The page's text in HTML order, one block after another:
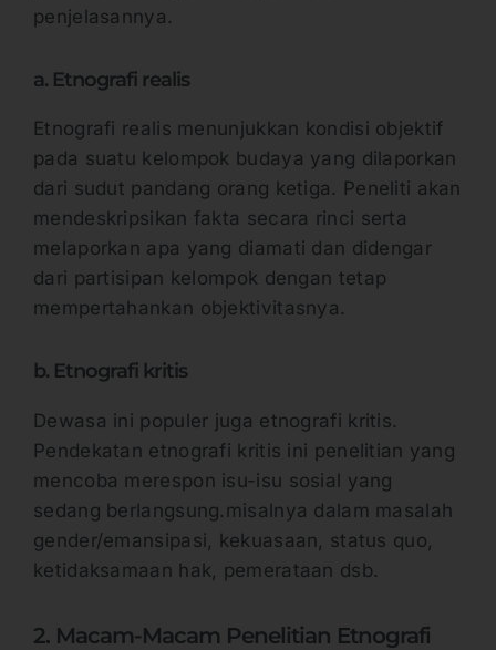
penjelasannya.
a. Etnografi realis
Etnografi realis menunjukkan kondisi objektif
pada suatu kelompok budaya yang dilaporkan
dari sudut pandang orang ketiga. Peneliti akan
mendeskripsikan fakta secara rinci serta
melaporkan apa yang diamati dan didengar
dari partisipan kelompok dengan tetap
mempertahankan objektivitasnya.
b. Etnografi kritis
Dewasa ini populer juga etnografi kritis.
Pendekatan etnografi kritis ini penelitian yang
mencoba merespon isu-isu sosial yang
sedang berlangsung.misalnya dalam masalah
gender/emansipasi, kekuasaan, status quo,
ketidaksamaan hak, pemerataan dsb.
2. Macam-Macam Penelitian Etnografi